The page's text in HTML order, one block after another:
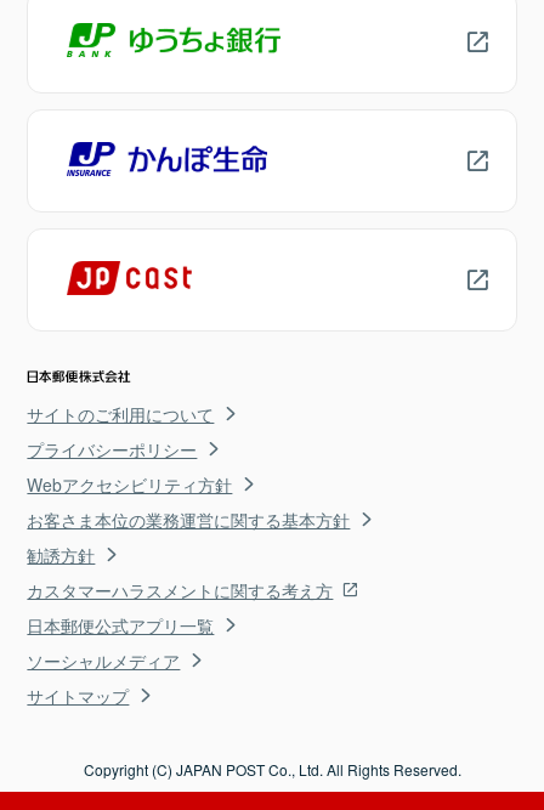
サイトのご利用について
プライバシーポリシー
Webアクセシビリティ方針
お客さま本位の業務運営に関する基本方針
勧誘方針
カスタマーハラスメントに関する考え方
日本郵便公式アプリ一覧
ソーシャルメディア
サイトマップ
Copyright (C) JAPAN POST Co., Ltd. All Rights Reserved.